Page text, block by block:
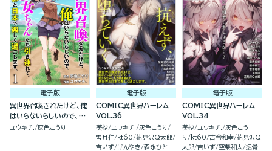
電子版
異世界召喚されたけど、俺
はいらないらしいので、美
少女ちゃんたち引き連れ
ユウキチ. 灰色こうり
電子版
COMIC異世界ハーレム
VOL.36
葵抄 ユウキチ. 灰色こうり
雪月佳
kt60 花見沢Q太郎
吉いず げんやき 森永ひと
電子版
COMIC異世界ハーレム
VOL.34
葵抄 ユウキチ. 灰色こう
り
kt60 吉舎和幸 花見沢Q
太郎 吉いず 空栗和太 掘骨